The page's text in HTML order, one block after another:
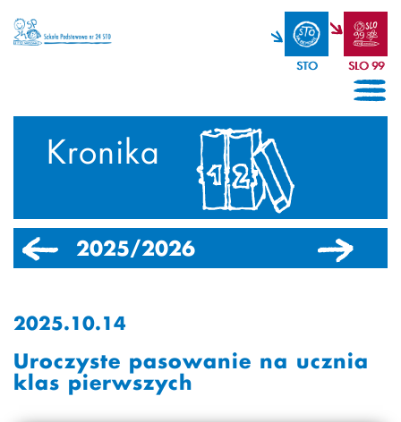
STO SLO 99
Kronika
2025/2026 2024/2025
2025.10.14
Uroczyste pasowanie na ucznia
klas pierwszych